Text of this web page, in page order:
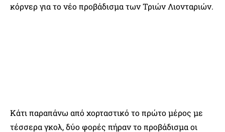
κόρνερ για το νέο προβάδισμα των Τριών Λιονταριών.
Κάτι παραπάνω από χορταστικό το πρώτο μέρος με
τέσσερα γκολ, δύο φορές πήραν το προβάδισμα οι